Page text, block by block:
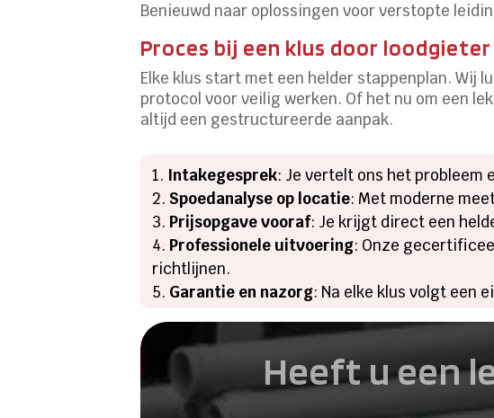
Benieuwd naar oplossingen voor verstopte
Proces bij een klus door
Elke klus start met een helder stappenplan. Wij
protocol voor veilig werken. Of het nu om een
altijd een gestructureerde aanpak.
Intakegesprek: Je vertelt ons het probleem
Spoedanalyse op locatie: Met moderne
Prijsopgave vooraf: Je krijgt direct een
Professionele uitvoering: Onze
richtlijnen.
Garantie en nazorg: Na elke klus volgt een
Heeft u een